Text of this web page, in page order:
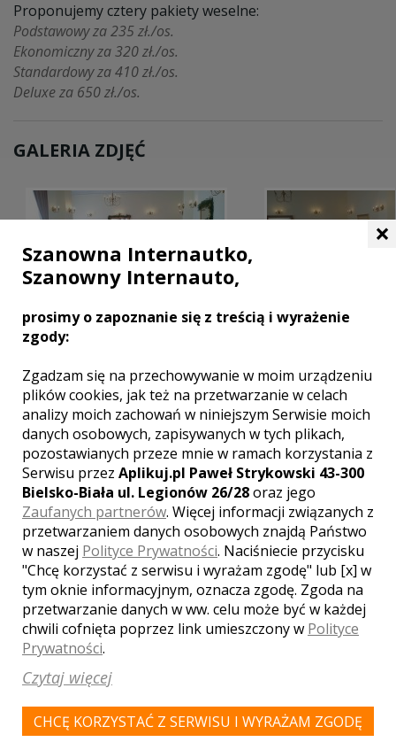
Proponujemy cztery pakiety weselne:
Podstawowy za 235 zł./os.
Ekonomiczny za 320 zł./os.
Standardowy za 410 zł./os.
Deluxe za 650 zł./os.
GALERIA ZDJĘĆ
MIEJSCOWOŚCI W POBLIŻU
Wesele Kraków, Wesele Wadowice Wesele Oświęcim
Wesele Skawina ,Wesele Kalwaria Zebrzydowska
Wesele Zator
WASZA OCENA:
5.00| głosów:21
SKONTAKTUJ SIĘ Z LOKALEM,
OTRZYMASZ WYJĄTKOWĄ OFERTĘ
×
Szanowna Internautko,
Szanowny Internauto,
prosimy o zapoznanie się z treścią i wyrażenie
zgody:
Zgadzam się na przechowywanie w moim urządzeniu
plików cookies, jak też na przetwarzanie w celach
analizy moich zachowań w niniejszym Serwisie moich
danych osobowych, zapisywanych w tych plikach,
pozostawianych przeze mnie w ramach korzystania z
Serwisu przez Aplikuj.pl Paweł Strykowski 43-300
Bielsko-Biała ul. Legionów 26/28oraz jego
Zaufanych partnerów. Więcej informacji związanych z
przetwarzaniem danych osobowych znajdą Państwo
w naszej Polityce Prywatności. Naciśniecie przycisku
"Chcę korzystać z serwisu i wyrażam zgodę" lub [x] w
tym oknie informacyjnym, oznacza zgodę. Zgoda na
przetwarzanie danych w ww. celu może być w każdej
chwili cofnięta poprzez link umieszczony w Polityce
Prywatności.
Czytaj więcej
CHCĘ KORZYSTAĆ Z SERWISU I WYRAŻAM ZGODĘ